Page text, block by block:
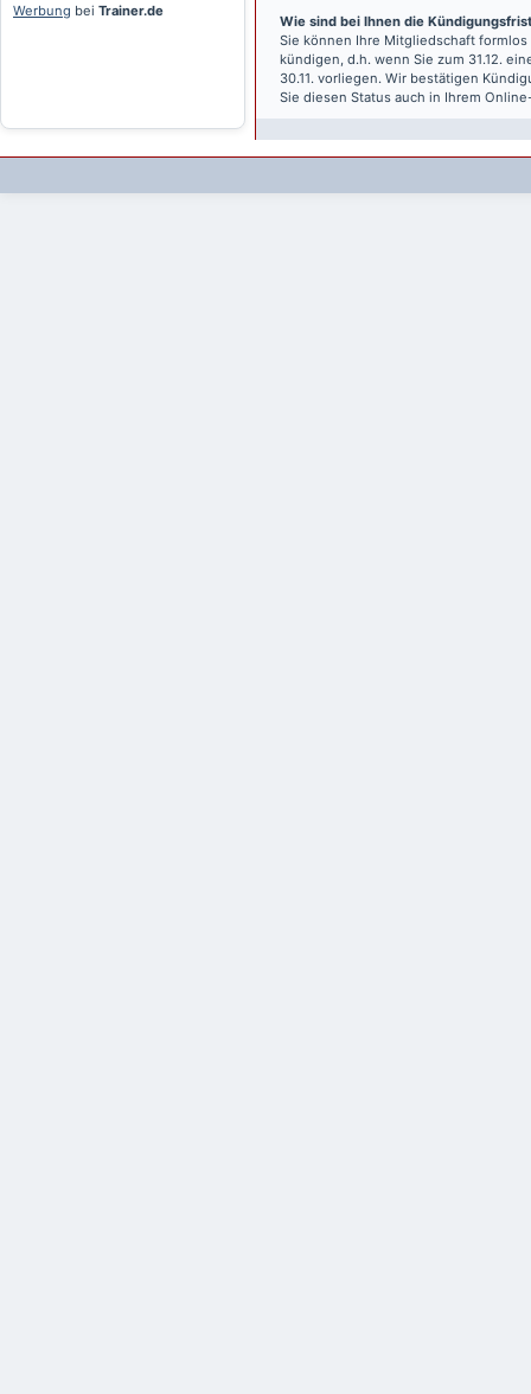
Werbung bei Trainer.de
Wie sind bei Ihnen die
Sie können Ihre Mitgliedschaft
kündigen, d.h. wenn Sie zum 31.12.
30.11. vorliegen. Wir bestätigen
Sie diesen Status auch in Ihrem